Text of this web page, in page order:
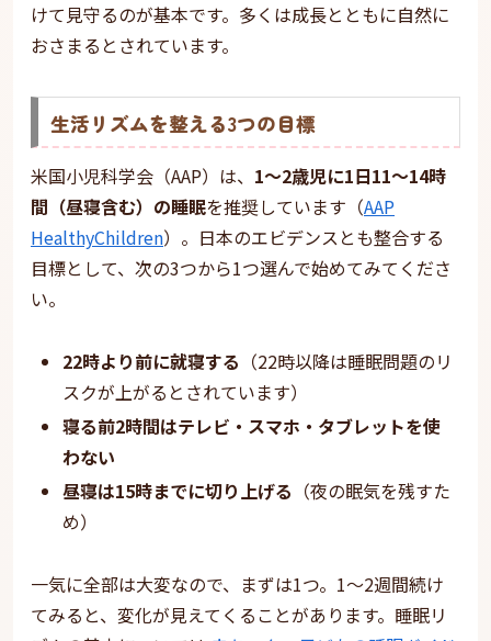
けて見守るのが基本です。多くは成長とともに自然に
おさまるとされています。
生活リズムを整える3つの目標
米国小児科学会（AAP）は、 1〜2歳児に1日11〜14時
間（昼寝含む）の睡眠を推奨しています（AAP
HealthyChildren）。日本のエビデンスとも整合する
目標として、次の3つから1つ選んで始めてみてくださ
い。
22時より前に就寝する （22時以降は睡眠問題のリ
スクが上がるとされています）
寝る前2時間はテレビ・スマホ・タブレットを使
わない
昼寝は15時までに切り上げる （夜の眠気を残すた
め）
一気に全部は大変なので、まずは1つ。1〜2週間続け
てみると、変化が見えてくることがあります。睡眠リ